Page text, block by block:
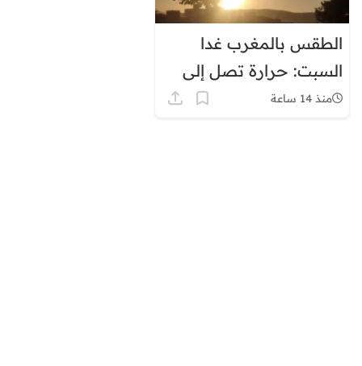
الطقس بالمغرب غدا
السبت: حرارة تصل إلى
45 درجة وزخات رعديةمنذ 14 ساعة